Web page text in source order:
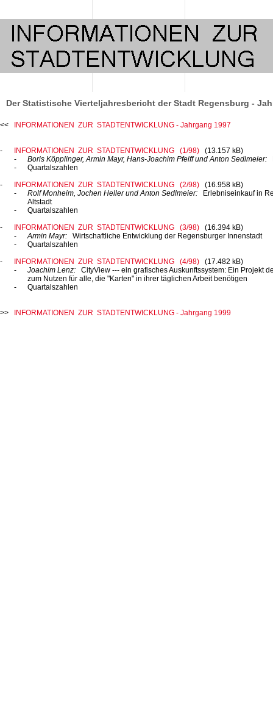
Der Statistische Vierteljahresbericht der Stadt Regensburg -
INFORMATIONEN ZUR STADTENTWICKLUNG - Jahrgang 1997
INFORMATIONEN ZUR STADTENTWICKLUNG (1/98)
(13.157 kB)
Boris Köpplinger, Armin Mayr, Hans-Joachim Pfeiff und Anton Sedlmeier:
Quartalszahlen
INFORMATIONEN ZUR STADTENTWICKLUNG (2/98)
(16.958 kB)
Rolf Monheim, Jochen Heller und Anton Sedlmeier: Erlebniseinkauf in
Altstadt
Quartalszahlen
INFORMATIONEN ZUR STADTENTWICKLUNG (3/98)
(16.394 kB)
Armin Mayr: Wirtschaftliche Entwicklung der Regensburger Innenstadt
Quartalszahlen
INFORMATIONEN ZUR STADTENTWICKLUNG (4/98)
(17.482 kB)
Joachim Lenz:
CityView --- ein grafisches Auskunftssystem: Ein Projekt
zum Nutzen für alle, die "Karten" in ihrer täglichen Arbeit benötigen
Quartalszahlen
INFORMATIONEN ZUR STADTENTWICKLUNG - Jahrgang 1999